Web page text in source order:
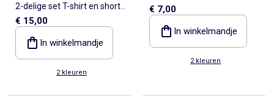
2-delige set T-shirt en short
'Simba'
€ 15,00
In winkelmandje
2 kleuren
€ 7,00
In winkelmandje
2 kleuren